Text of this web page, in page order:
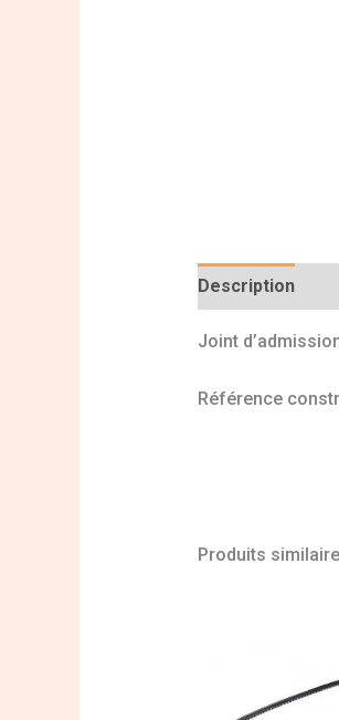
Description
Joint
Référence
Produits